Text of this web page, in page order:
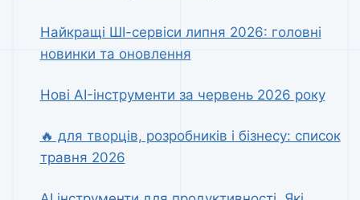
Найкращі ШІ-сервіси липня 2026: головні
новинки та оновлення
Нові AI-інструменти за червень 2026 року
🔥 для творців, розробників і бізнесу: список
травня 2026